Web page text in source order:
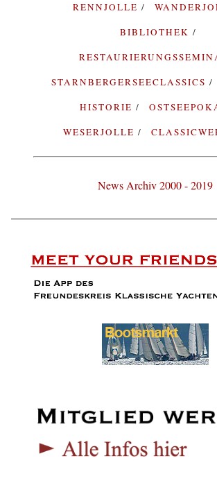
RENNJOLLE
BIBLIOTHEK
STARNBERGERSEECLASSICS
HISTORIE
WESERJOLLE
News Archiv 2000 - 2019